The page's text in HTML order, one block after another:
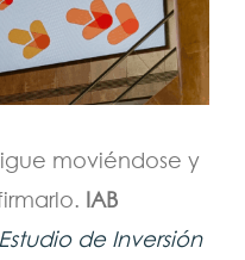
moviéndose y
IAB
Estudio de Inversión